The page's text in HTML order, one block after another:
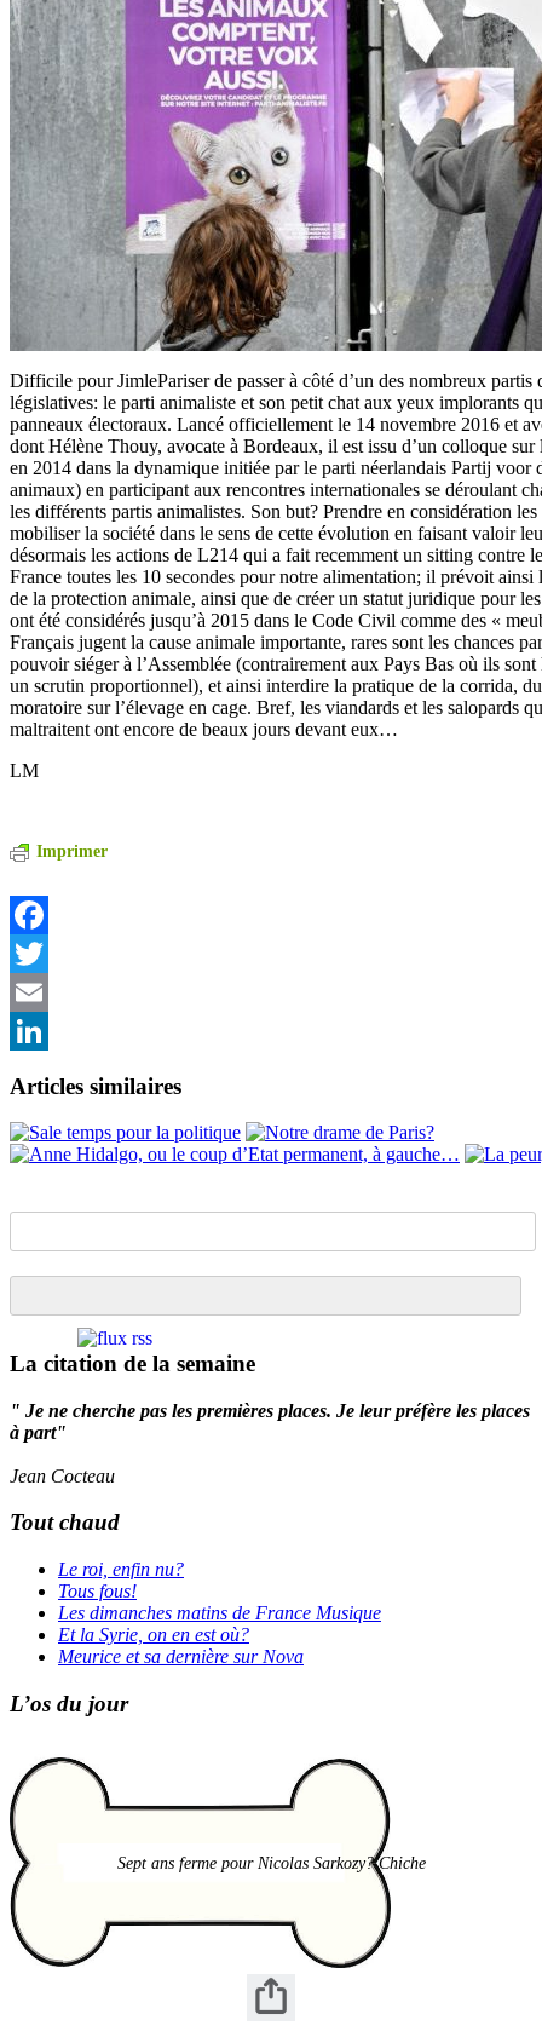
Difficile pour JimlePariser de passer à côté d’un des nombreux partis
législatives: le parti animaliste et son petit chat aux yeux implorants
panneaux électoraux. Lancé officiellement le 14 novembre 2016 et
dont Hélène Thouy, avocate à Bordeaux, il est issu d’un colloque sur
en 2014 dans la dynamique initiée par le parti néerlandais Partij voor
animaux) en participant aux rencontres internationales se déroulant
les différents partis animalistes. Son but? Prendre en considération
mobiliser la société dans le sens de cette évolution en faisant valoir
désormais les actions de L214 qui a fait recemment un sitting contre
France toutes les 10 secondes pour notre alimentation; il prévoit ainsi
de la protection animale, ainsi que de créer un statut juridique pour
ont été considérés jusqu’à 2015 dans le Code Civil comme des «
Français jugent la cause animale importante, rares sont les chances
pouvoir siéger à l’Assemblée (contrairement aux Pays Bas où ils
un scrutin proportionnel), et ainsi interdire la pratique de la corrida,
moratoire sur l’élevage en cage. Bref, les viandards et les salopards
maltraitent ont encore de beaux jours devant eux…
LM
Imprimer
Facebook
Twitter
Email
Articles similaires
La citation de la semaine
" Je ne cherche pas les premières places. Je leur préfère les places
à part"
Jean Cocteau
Tout chaud
Le roi, enfin nu?
Tous fous!
Les dimanches matins de France Musique
Et la Syrie, on en est où?
Meurice et sa dernière sur Nova
L’os du jour
Sept ans ferme pour Nicolas Sarkozy? Chiche